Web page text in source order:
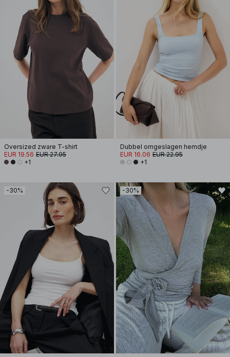
Oversized zware T-shirt
EUR 19.56 EUR 27.95
+1
Dubbel omgeslagen hemdje
EUR 16.06 EUR 22.95
+1
-30% -30%